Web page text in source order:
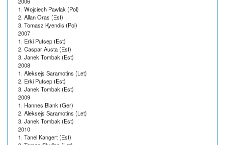
1. Wojciech Pawlak (Pol)
2. Allan Oras (Est)
3. Tomasz Kyendis (Pol)
2007
1. Erki Putsep (Est)
2. Caspar Austa (Est)
3. Janek Tombak (Est)
2008
1. Aleksejs Saramotins (Let)
2. Erki Putsep (Est)
3. Janek Tombak (Est)
2009
1. Hannes Blank (Ger)
2. Aleksejs Saramotins (Let)
3. Janek Tombak (Est)
2010
1. Tanel Kangert (Est)